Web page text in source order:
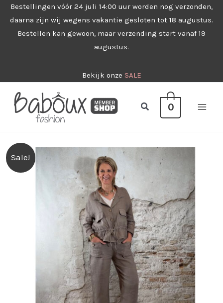
naar
Bestellingen vóór 24 juli 14:00 uur worden nog verzonden,
daarna zijn wij wegens vakantie gesloten tot 18 augustus.
Bestellen kan gewoon, maar verzending start vanaf 19
augustus.
Bekijk onze SALE
Zoeken0
Sale!